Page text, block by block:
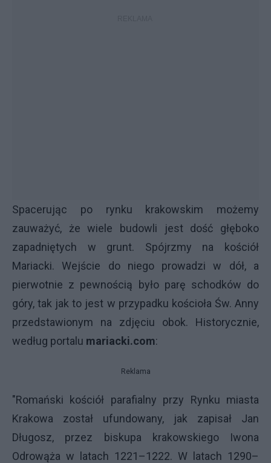
Spacerując po rynku krakowskim możemy
zauważyć, że wiele budowli jest dość głęboko
zapadniętych w grunt. Spójrzmy na kościół
Mariacki. Wejście do niego prowadzi w dół, a
pierwotnie z pewnością było parę schodków do
góry, tak jak to jest w przypadku kościoła Św. Anny
przedstawionym na zdjęciu obok. Historycznie,
według portalu mariacki.com:
Reklama
​"Romański kościół parafialny przy Rynku miasta
Krakowa został ufundowany, jak zapisał Jan
Długosz, przez biskupa krakowskiego Iwona
Odrowąża w latach 1221–1222. W latach 1290–